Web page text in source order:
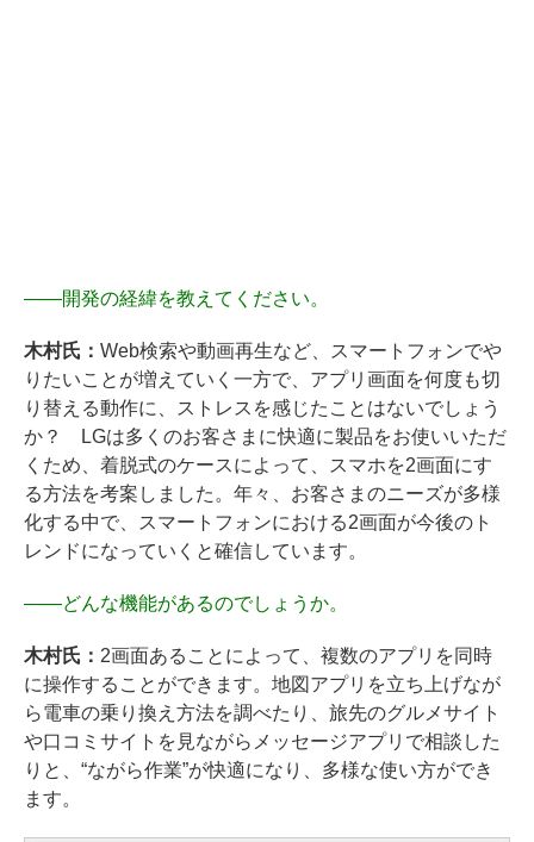
――開発の経緯を教えてください。
木村氏： Web検索や動画再生など、スマートフォンでや
りたいことが増えていく一方で、アプリ画面を何度も切
り替える動作に、ストレスを感じたことはないでしょう
か？ LGは多くのお客さまに快適に製品をお使いいただ
くため、着脱式のケースによって、スマホを2画面にす
る方法を考案しました。年々、お客さまのニーズが多様
化する中で、スマートフォンにおける2画面が今後のト
レンドになっていくと確信しています。
――どんな機能があるのでしょうか。
木村氏： 2画面あることによって、複数のアプリを同時
に操作することができます。地図アプリを立ち上げなが
ら電車の乗り換え方法を調べたり、旅先のグルメサイト
や口コミサイトを見ながらメッセージアプリで相談した
りと、“ながら作業”が快適になり、多様な使い方ができ
ます。